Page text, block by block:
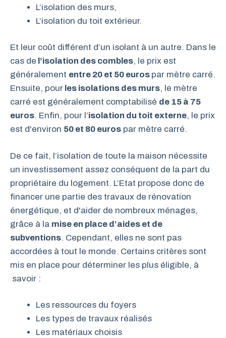
L’isolation des murs,
L’isolation du toit extérieur.
Et leur coût différent d’un isolant à un autre. Dans le
cas de l’isolation des combles, le prix est
généralement entre 20 et 50 euros par mètre carré.
Ensuite, pour les isolations des murs, le mètre
carré est généralement comptabilisé de 15 à 75
euros. Enfin, pour l’isolation du toit externe, le prix
est d'environ 50 et 80 euros par mètre carré.
De ce fait, l’isolation de toute la maison nécessite
un investissement assez conséquent de la part du
propriétaire du logement. L’Etat propose donc de
financer une partie des travaux de rénovation
énergétique, et d'aider de nombreux ménages,
grâce à la mise en place d’aides et de
subventions. Cependant, elles ne sont pas
accordées à tout le monde. Certains critères sont
mis en place pour déterminer les plus éligible, à
savoir :
Les ressources du foyers
Les types de travaux réalisés
Les matériaux choisis